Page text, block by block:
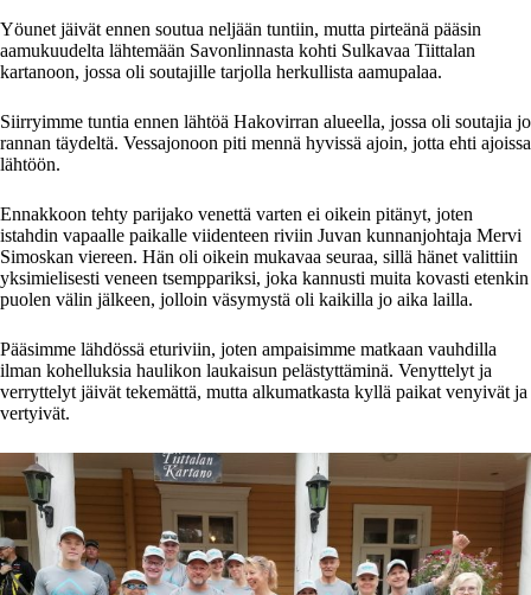
Yöunet jäivät ennen soutua neljään tuntiin, mutta pirteänä pääsin
aamukuudelta lähtemään Savonlinnasta kohti Sulkavaa Tiittalan
kartanoon, jossa oli soutajille tarjolla herkullista aamupalaa.
Siirryimme tuntia ennen lähtöä Hakovirran alueella, jossa oli soutajia jo
rannan täydeltä. Vessajonoon piti mennä hyvissä ajoin, jotta ehti ajoissa
lähtöön.
Ennakkoon tehty parijako venettä varten ei oikein pitänyt, joten
istahdin vapaalle paikalle viidenteen riviin Juvan kunnanjohtaja Mervi
Simoskan viereen. Hän oli oikein mukavaa seuraa, sillä hänet valittiin
yksimielisesti veneen tsemppariksi, joka kannusti muita kovasti etenkin
puolen välin jälkeen, jolloin väsymystä oli kaikilla jo aika lailla.
Pääsimme lähdössä eturiviin, joten ampaisimme matkaan vauhdilla
ilman kohelluksia haulikon laukaisun pelästyttäminä. Venyttelyt ja
verryttelyt jäivät tekemättä, mutta alkumatkasta kyllä paikat venyivät ja
vertyivät.